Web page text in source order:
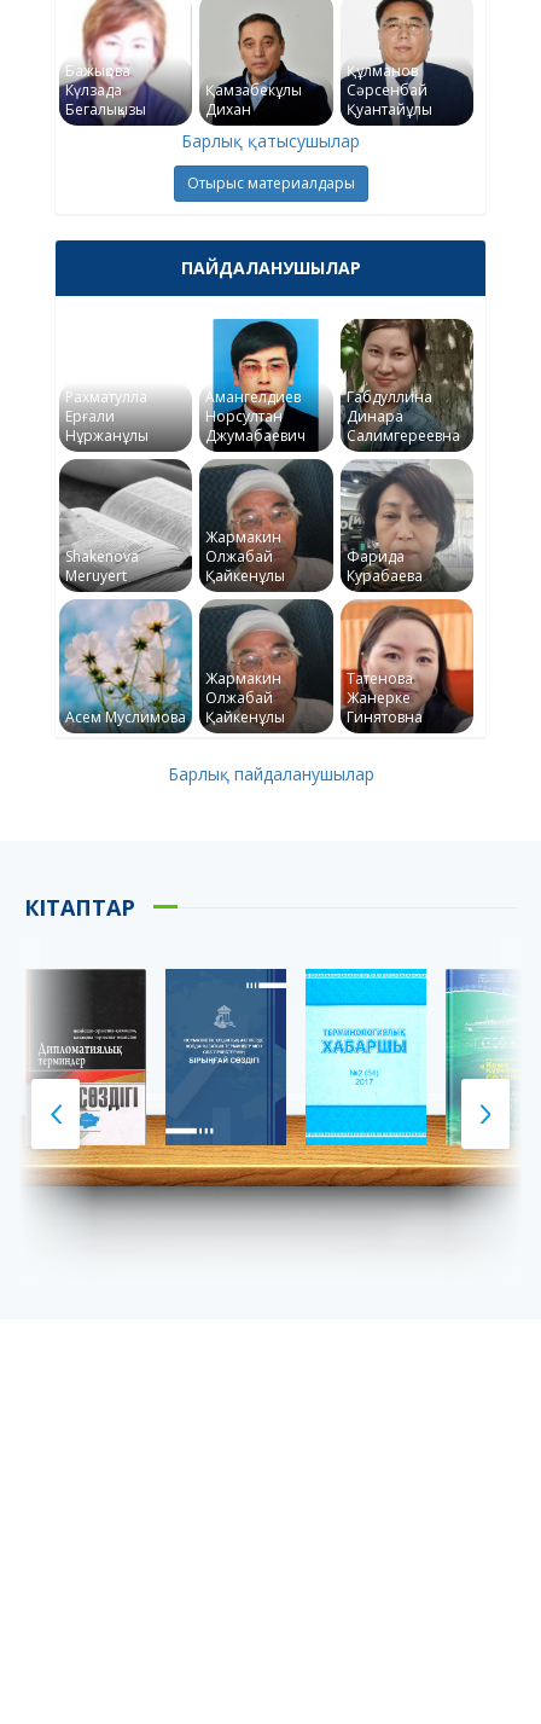
Бажықова
Күлзада
Бегалықызы
Қамзабекұлы
Дихан
Құлманов
Сәрсенбай
Қуантайұлы
Барлық қатысушылар
Отырыс материалдары
ПАЙДАЛАНУШЫЛАР
Рахматулла
Ерғали
Нұржанұлы
Амангелдиев
Норсултан
Джумабаевич
Габдуллина
Динара
Салимгереевна
Shakenova
Meruyert
Жармакин
Олжабай
Қайкенұлы
Фарида
Курабаева
Асем Муслимова
Жармакин
Олжабай
Қайкенұлы
Татенова
Жанерке
Гинятовна
Барлық пайдаланушылар
КІТАПТАР